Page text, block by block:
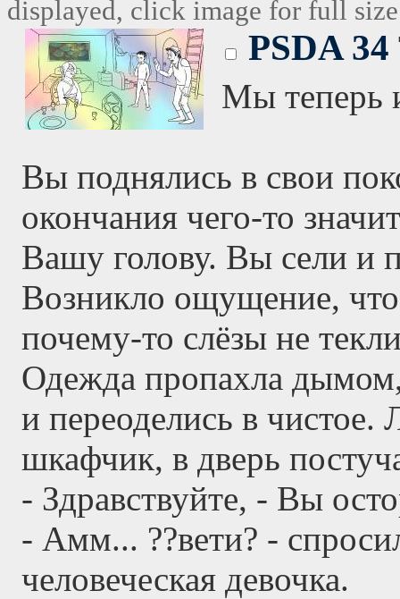
displayed, click image for full
PSDA 34
Мы теперь
Вы поднялись в свои
окончания чего-то
Вашу голову. Вы сели и
Возникло ощущение,
почему-то слёзы не
Одежда пропахла
и переоделись в
шкафчик, в дверь
- Здравствуйте, - Вы
- Амм... ??вети? -
человеческая девочка.